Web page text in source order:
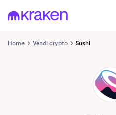
Home Vendi crypto Sushi
SUSHI